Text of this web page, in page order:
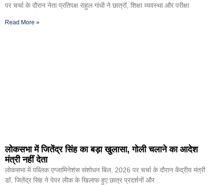
पर चर्चा के दौरान नेता प्रतिपक्ष राहुल गांधी ने छात्रों, शिक्षा व्यवस्था और परीक्षा
Read More »
लोकसभा में जितेंद्र सिंह का बड़ा खुलासा, गोली चलाने का आदेश
मंत्री नहीं देता
लोकसभा में पब्लिक एग्जामिनेशंस संशोधन बिल, 2026 पर चर्चा के दौरान केंद्रीय मंत्री
डॉ. जितेंद्र सिंह ने पेपर लीक के खिलाफ हुए छात्र प्रदर्शनों और